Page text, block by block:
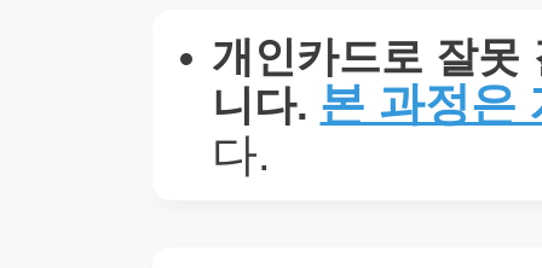
개인카드로 잘못
니다. 본 과정은
다.